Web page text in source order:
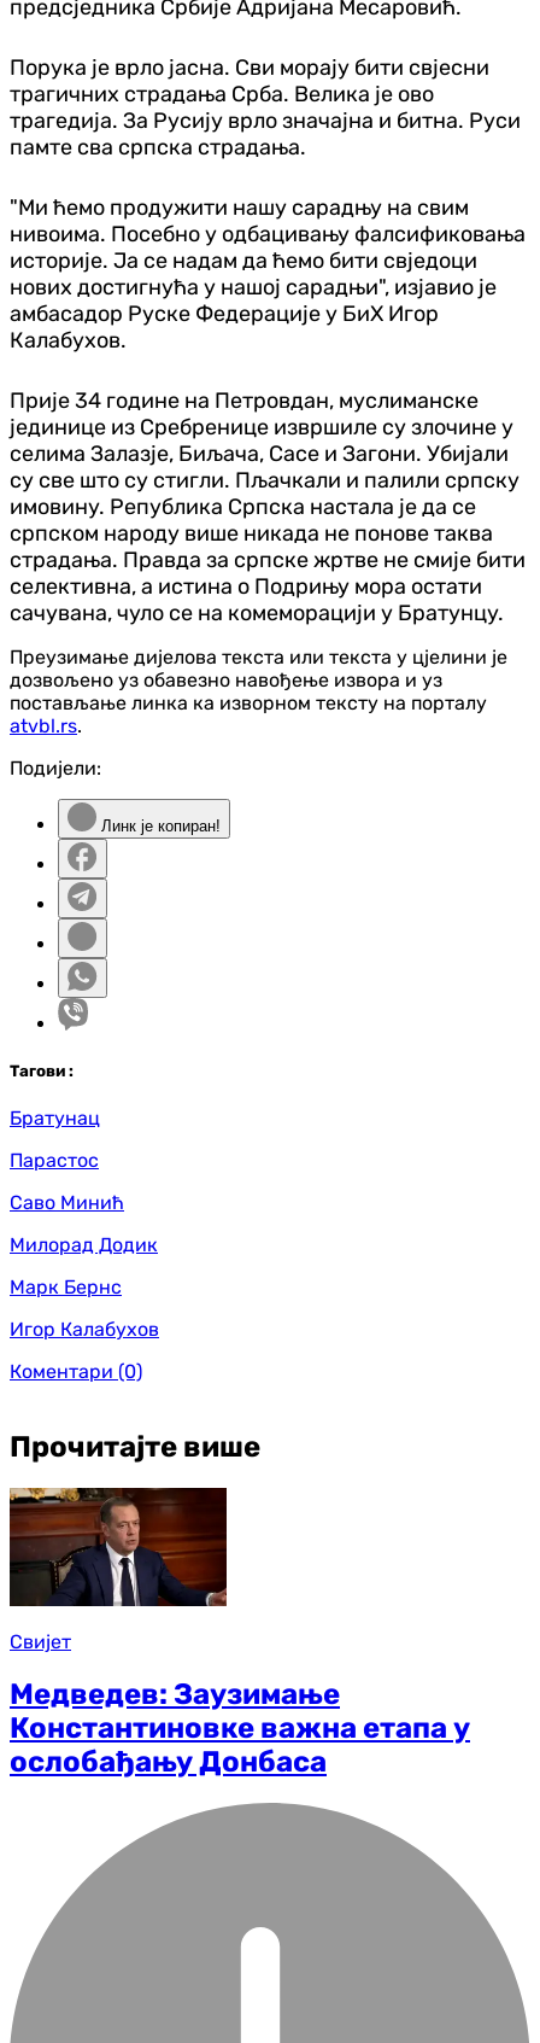
предсједника Србије Адријана Месаровић.
Порука је врло јасна. Сви морају бити свјесни
трагичних страдања Срба. Велика је ово
трагедија. За Русију врло значајна и битна. Руси
памте сва српска страдања.
"Ми ћемо продужити нашу сарадњу на свим
нивоима. Посебно у одбацивању фалсификовања
историје. Ја се надам да ћемо бити свједоци
нових достигнућа у нашој сарадњи", изјавио је
амбасадор Руске Федерације у БиХ Игор
Калабухов.
Прије 34 године на Петровдан, муслиманске
јединице из Сребренице извршиле су злочине у
селима Залазје, Биљача, Сасе и Загони. Убијали
су све што су стигли. Пљачкали и палили српску
имовину. Република Српска настала је да се
српском народу више никада не понове таква
страдања. Правда за српске жртве не смије бити
селективна, а истина о Подрињу мора остати
сачувана, чуло се на комеморацији у Братунцу.
Преузимање дијелова текста или текста у цјелини је
дозвољено уз обавезно навођење извора и уз
постављање линка ка изворном тексту на порталу
atvbl.rs.
Подијели:
Линк је копиран!
Тагови :
Братунац
Парастос
Саво Минић
Милорад Додик
Марк Бернс
Игор Калабухов
Коментари (0)
Прочитајте више
Свијет
Медведев: Заузимање
Константиновке важна етапа у
ослобађању Донбаса